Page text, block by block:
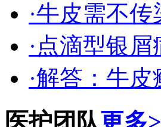
·牛皮需不
·点滴型银
·解答：牛